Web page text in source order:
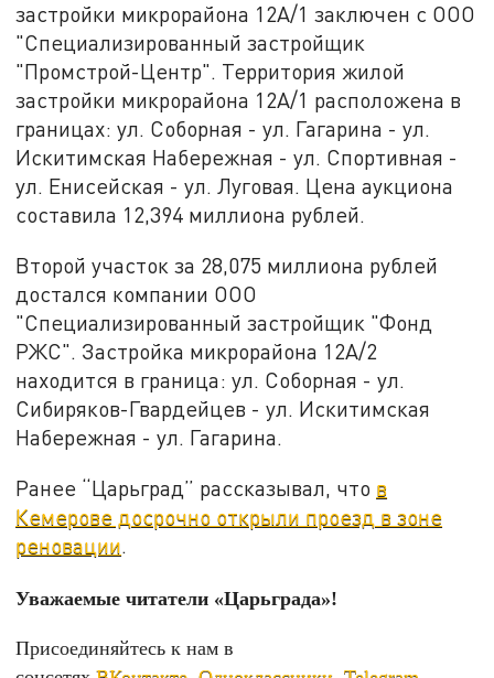
застройки микрорайона 12А/1 заключен с ООО
"Специализированный застройщик
"Промстрой-Центр". Территория жилой
застройки микрорайона 12А/1 расположена в
границах: ул. Соборная - ул. Гагарина - ул.
Искитимская Набережная - ул. Спортивная -
ул. Енисейская - ул. Луговая. Цена аукциона
составила 12,394 миллиона рублей.
Второй участок за 28,075 миллиона рублей
достался компании ООО
"Специализированный застройщик "Фонд
РЖС". Застройка микрорайона 12А/2
находится в граница: ул. Соборная - ул.
Сибиряков-Гвардейцев - ул. Искитимская
Набережная - ул. Гагарина.
Ранее “Царьград” рассказывал, что в
Кемерове досрочно открыли проезд в зоне
реновации.
Уважаемые читатели «Царьграда»!
Присоединяйтесь к нам в